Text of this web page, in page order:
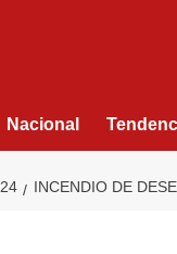
Nacional
24 INCENDIO DE